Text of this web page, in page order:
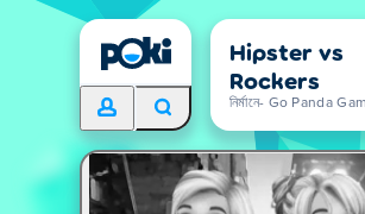
Hipster vs
Rockers
নির্মানে- Go Panda